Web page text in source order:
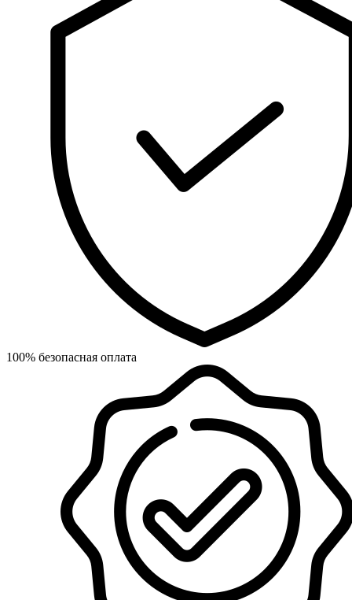
100% безопасная оплата